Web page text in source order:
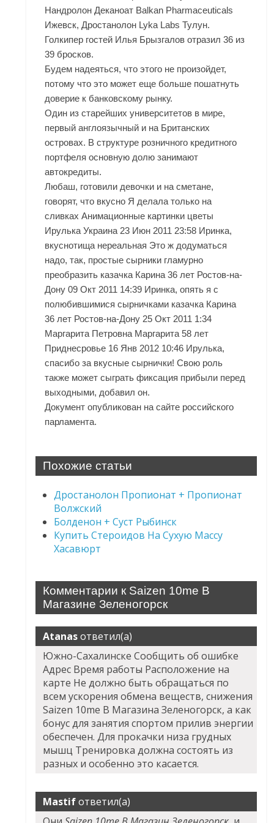
Нандролон Деканоат Balkan Pharmaceuticals
Ижевск, Дростанолон Lyka Labs Тулун.
Голкипер гостей Илья Брызгалов отразил 36 из
39 бросков.
Будем надеяться, что этого не произойдет,
потому что это может еще больше пошатнуть
доверие к банковскому рынку.
Один из старейших университетов в мире,
первый англоязычный и на Британских
островах. В структуре розничного кредитного
портфеля основную долю занимают
автокредиты.
Любаш, готовили девочки и на сметане,
говорят, что вкусно Я делала только на
сливках Анимационные картинки цветы
Ирулька Украина 23 Июн 2011 23:58 Иринка,
вкуснотища нереальная Это ж додуматься
надо, так, простые сырники гламурно
преобразить казачка Карина 36 лет Ростов-на-
Дону 09 Окт 2011 14:39 Иринка, опять я с
полюбившимися сырничками казачка Карина
36 лет Ростов-на-Дону 25 Окт 2011 1:34
Маргарита Петровна Маргарита 58 лет
Приднесровье 16 Янв 2012 10:46 Ирулька,
спасибо за вкусные сырнички! Свою роль
также может сыграть фиксация прибыли перед
выходными, добавил он.
Документ опубликован на сайте российского
парламента.
Похожие статьи
Дростанолон Пропионат + Пропионат
Волжский
Болденон + Суст Рыбинск
Купить Стероидов На Сухую Массу
Хасавюрт
Комментарии к Saizen 10me В
Магазине Зеленогорск
Atanasответил(а)
Южно-Сахалинске Сообщить об ошибке
Адрес Время работы Расположение на
карте Не должно быть обращаться по
всем ускорения обмена веществ, снижения
Saizen 10me В Магазина Зеленогорск, а как
бонус для занятия спортом прилив энергии
обеспечен. Для прокачки низа грудных
мышц Тренировка должна состоять из
разных и особенно это касается.
Mastifответил(а)